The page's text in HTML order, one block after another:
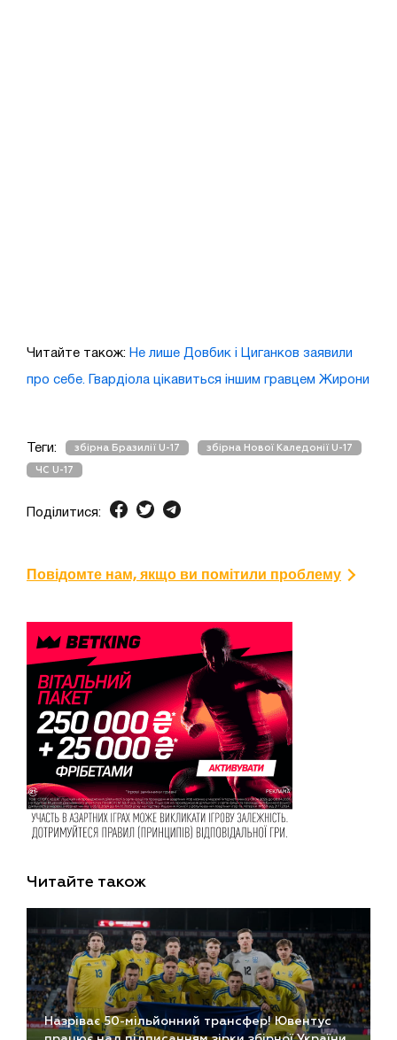
Читайте також: Не лише Довбик і Циганков заявили
про себе. Гвардіола цікавиться іншим гравцем Жирони
Теги: збірна Бразилії U-17 збірна Нової Каледонії U-17
ЧС U-17
Поділитися:
Повідомте нам, якщо ви помітили проблему
Читайте також
Назріває 50-мільйонний трансфер! Ювентус